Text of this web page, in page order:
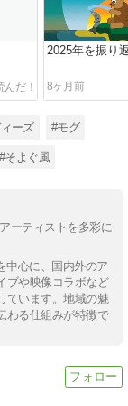
2025年を振り
8ヶ月前
ーズ #モグ
#そよぐ風
ーティストを多彩に
中心に、国内外のア
ブや映像コラボなど
ています。地域の魅
わる仕組みが特徴で